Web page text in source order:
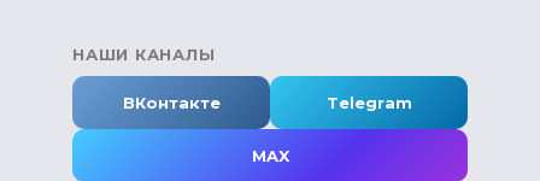
НАШИ КАНАЛЫ
ВКонтакте Telegram
MAX